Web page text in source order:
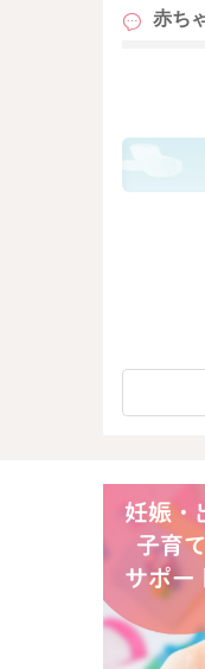
赤ち